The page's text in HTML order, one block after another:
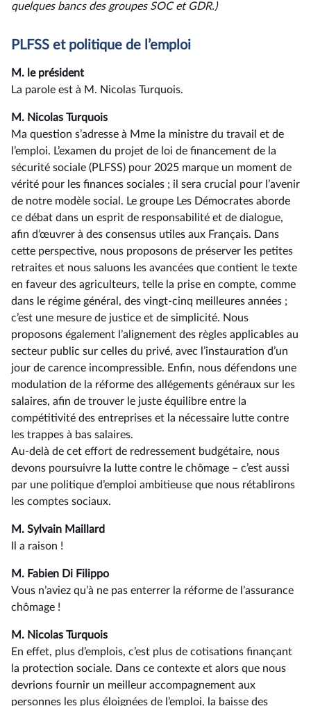
quelques bancs des groupes SOC et GDR.)
PLFSS et politique de l’emploi
M. le président
La parole est à M. Nicolas Turquois.
M. Nicolas Turquois
Ma question s’adresse à Mme la ministre du travail et de
l’emploi. L’examen du projet de loi de financement de la
sécurité sociale (PLFSS) pour 2025 marque un moment de
vérité pour les finances sociales ; il sera crucial pour l’avenir
de notre modèle social. Le groupe Les Démocrates aborde
ce débat dans un esprit de responsabilité et de dialogue,
afin d’œuvrer à des consensus utiles aux Français. Dans
cette perspective, nous proposons de préserver les petites
retraites et nous saluons les avancées que contient le texte
en faveur des agriculteurs, telle la prise en compte, comme
dans le régime général, des vingt-cinq meilleures années ;
c’est une mesure de justice et de simplicité. Nous
proposons également l’alignement des règles applicables au
secteur public sur celles du privé, avec l’instauration d’un
jour de carence incompressible. Enfin, nous défendons une
modulation de la réforme des allégements généraux sur les
salaires, afin de trouver le juste équilibre entre la
compétitivité des entreprises et la nécessaire lutte contre
les trappes à bas salaires.
Au-delà de cet effort de redressement budgétaire, nous
devons poursuivre la lutte contre le chômage –⁠ c’est aussi
par une politique d’emploi ambitieuse que nous rétablirons
les comptes sociaux.
M. Sylvain Maillard
Il a raison !
M. Fabien Di Filippo
Vous n’aviez qu’à ne pas enterrer la réforme de l’assurance
chômage !
M. Nicolas Turquois
En effet, plus d’emplois, c’est plus de cotisations finançant
la protection sociale. Dans ce contexte et alors que nous
devrions fournir un meilleur accompagnement aux
personnes les plus éloignées de l’emploi, la baisse des